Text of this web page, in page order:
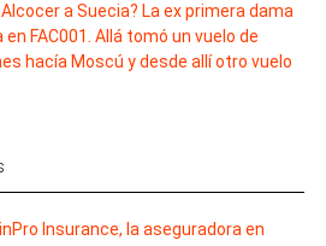
a Suecia? La ex primera dama
FAC001. Allá tomó un vuelo de
hacía Moscú y desde allí otro vuelo
Insurance, la aseguradora en